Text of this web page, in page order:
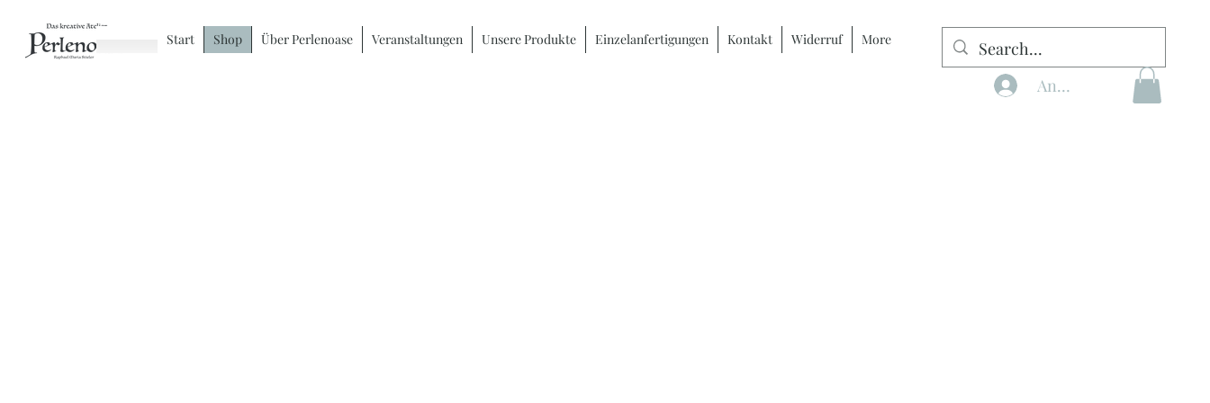
Start Shop Über Perlenoase Veranstaltungen Unsere Produkte Einzelanfertigungen Kontakt Widerruf More
Anmelden